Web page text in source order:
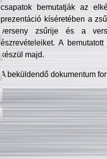
csapatok bemutatják az
prezentáció kíséretében a
verseny zsűrije és a
észrevételeiket. A
készül majd.
A beküldendő dokumentum